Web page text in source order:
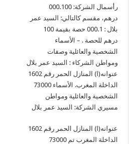
رأسمال الشركة: 000.100
درهم، مقسم كالتالي: السيد عمر
بلال : 000.1 حصة بقيمة 100
درهم للحصة . – الأسماء
الشخصية والعائلية وصفات
ومواطن الشركاء : السيد عمر بلال
عنوانه(ا) المنازل الحمر رقم 1602
73000 الداخلة المغرب. الأسماء
الشخصية والعائلية ومواطن
مسيري الشركة: السيد عمر بلال
عنوانه(ا) المنازل الحمر رقم 1602
73000 الداخلة المغرب تم